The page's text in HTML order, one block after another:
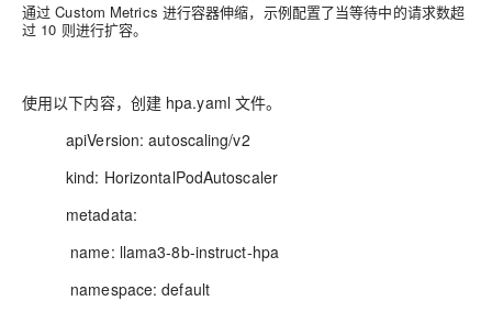
通过 Custom Metrics 进行容器伸缩，示例配置了当等待中的请求数超
过 10 则进行扩容。
使用以下内容，创建 hpa.yaml 文件。
apiVersion: autoscaling/v2
kind: HorizontalPodAutoscaler
metadata:
name: llama3-8b-instruct-hpa
namespace: default